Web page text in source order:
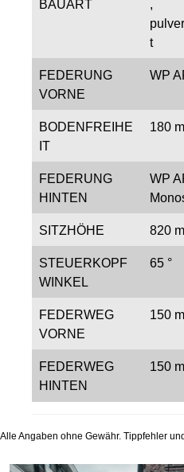
BAUART
,
t
FEDERUNG
VORNE
WP
BODENFREIHE
IT
180
FEDERUNG
HINTEN
WP
SITZHÖHE 820
STEUERKOPF
WINKEL
65 °
FEDERWEG
VORNE
150
FEDERWEG
HINTEN
150
Alle Angaben ohne Gewähr. Tippfehler